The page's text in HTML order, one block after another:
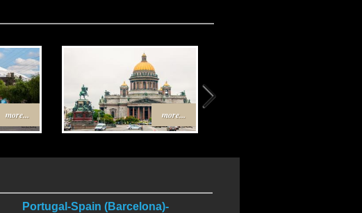
more... more...
Portugal-Spain (Barcelona)-